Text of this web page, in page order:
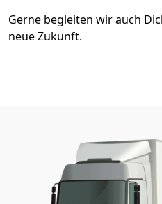
Gerne begleiten wir auch
neue Zukunft.